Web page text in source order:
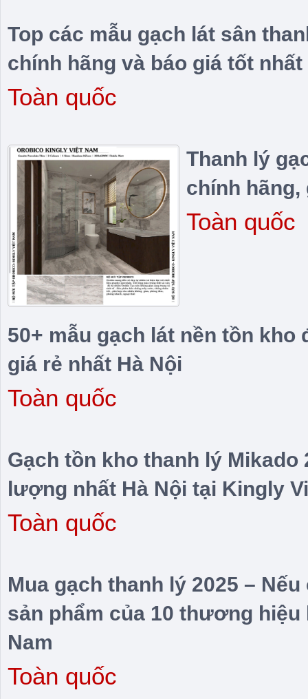
Top các mẫu gạch lát sân
chính hãng và báo giá tốt nhất
Toàn quốc
Thanh lý
chính hãng,
Toàn quốc
50+ mẫu gạch lát nền tồn kho
giá rẻ nhất Hà Nội
Toàn quốc
Gạch tồn kho thanh lý Mikado
lượng nhất Hà Nội tại Kingly
Toàn quốc
Mua gạch thanh lý 2025 –
sản phẩm của 10 thương hiệu
Nam
Toàn quốc